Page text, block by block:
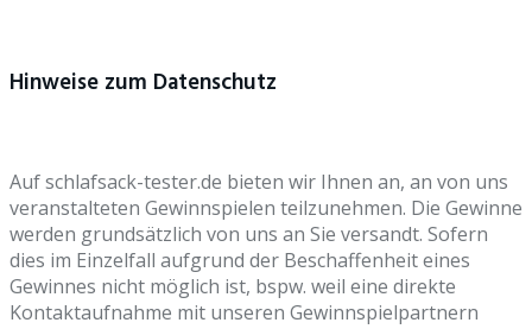
Hinweise zum Datenschutz
Auf schlafsack-tester.de bieten wir Ihnen an, an von uns
veranstalteten Gewinnspielen teilzunehmen. Die Gewinne
werden grundsätzlich von uns an Sie versandt. Sofern
dies im Einzelfall aufgrund der Beschaffenheit eines
Gewinnes nicht möglich ist, bspw. weil eine direkte
Kontaktaufnahme mit unseren Gewinnspielpartnern